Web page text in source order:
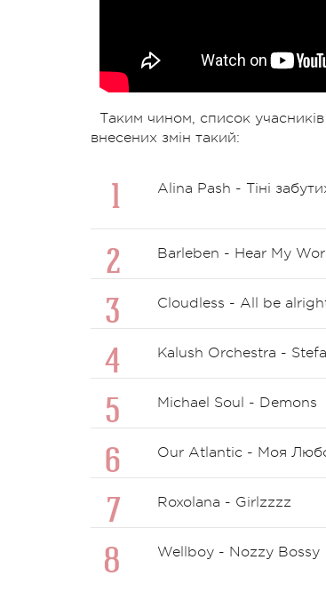
Таким чином, список
внесених змін такий:
Alina Pash - Тіні
Barleben - Hear My
Cloudless - All be
Kalush Orchestra -
Michael Soul - Demons
Our Atlantic - Моя
Roxolana - Girlzzzz
Wellboy - Nozzy Bossy